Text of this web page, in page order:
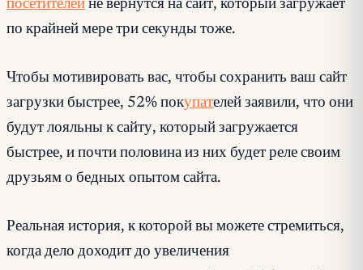
посетителей не вернутся на сайт, который загружает
по крайней мере три секунды тоже.
Чтобы мотивировать вас, чтобы сохранить ваш сайт
загрузки быстрее, 52% покупателей заявили, что они
будут лояльны к сайту, который загружается
быстрее, и почти половина из них будет реле своим
друзьям о бедных опытом сайта.
Реальная история, к которой вы можете стремиться,
когда дело доходит до увеличения